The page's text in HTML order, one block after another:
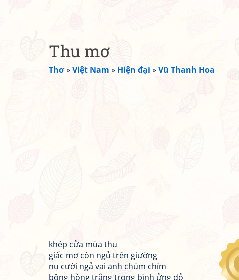
Thu mơ
Thơ»Việt Nam » Hiện đại »Vũ Thanh Hoa
khép cửa mùa thu
giấc mơ còn ngủ trên giường
nụ cười ngả vai anh chúm chím
bông hồng trắng trong bình ửng đỏ